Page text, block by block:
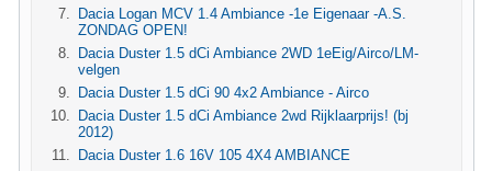
Dacia Logan MCV 1.4 Ambiance -1e Eigenaar -A.S.
ZONDAG OPEN!
Dacia Duster 1.5 dCi Ambiance 2WD 1eEig/Airco/LM-
velgen
Dacia Duster 1.5 dCi 90 4x2 Ambiance - Airco
Dacia Duster 1.5 dCi Ambiance 2wd Rijklaarprijs! (bj
2012)
Dacia Duster 1.6 16V 105 4X4 AMBIANCE